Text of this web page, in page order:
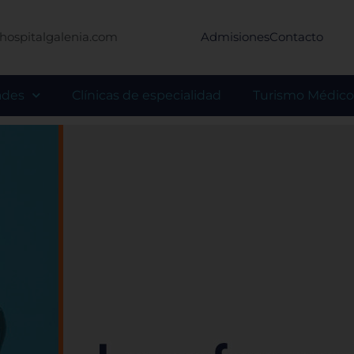
AdmisionesContacto
Clínicas de especialidad Turismo Médico